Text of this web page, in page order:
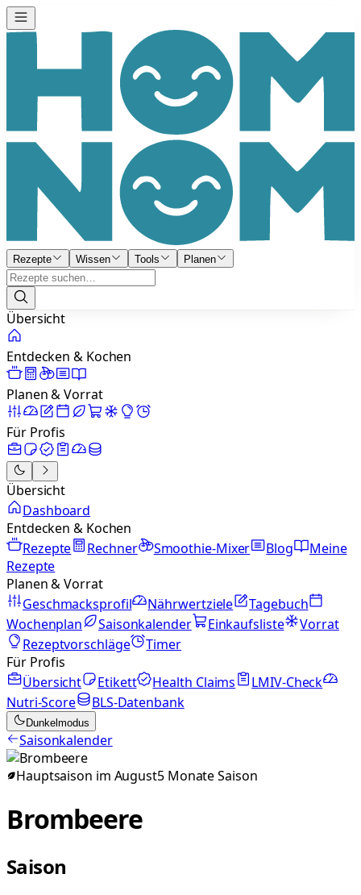
Rezepte Wissen Tools Planen
Übersicht
Entdecken & Kochen
Planen & Vorrat
Für Profis
Übersicht
Dashboard
Entdecken & Kochen
Rezepte
Rechner Smoothie-Mixer Blog
Meine
Rezepte
Planen & Vorrat
Geschmacksprofil
Nährwertziele
Tagebuch
Wochenplan
Saisonkalender Einkaufsliste
Vorrat
Rezeptvorschläge
Timer
Für Profis
Übersicht
Etikett Health Claims
LMIV-Check
Nutri-Score
BLS-Datenbank
Dunkelmodus
Saisonkalender
Hauptsaison im August5 MonateSaison
Brombeere
Saison